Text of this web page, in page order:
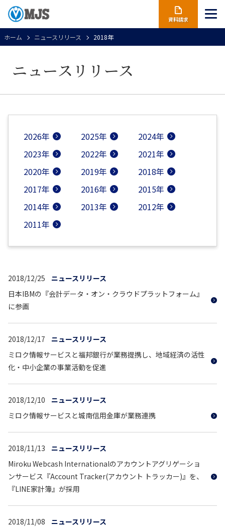
資料請求
ホーム ニュースリリース 2018年
ニュースリリース
2026年 2025年
2024年
2023年
2022年
2021年
2020年
2019年
2018年
2017年
2016年
2015年
2014年
2013年
2012年
2011年
2018/12/25
ニュースリリース
日本IBMの『会計データ・オン・クラウドプラットフォーム』
に参画
2018/12/17
ニュースリリース
ミロク情報サービスと福邦銀行が業務提携し、地域経済の活性
化・中小企業の事業活動を促進
2018/12/10
ニュースリリース
ミロク情報サービスと城南信用金庫が業務連携
2018/11/13
ニュースリリース
Miroku Webcash Internationalのアカウントアグリゲーショ
ンサービス『Account Tracker(アカウント トラッカー)』を、
『LINE家計簿』が採用
2018/11/08
ニュースリリース